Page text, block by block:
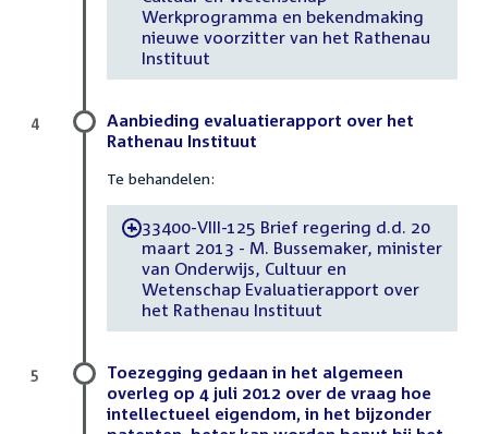
Werkprogramma en bekendmaking
nieuwe voorzitter van het Rathenau
Instituut
Aanbieding evaluatierapport over het
Rathenau Instituut
Te behandelen:
-33400-VIII-125 Brief regering d.d. 20
maart 2013 - M. Bussemaker, minister
van Onderwijs, Cultuur en
Wetenschap Evaluatierapport over
het Rathenau Instituut
4
Toezegging gedaan in het algemeen
overleg op 4 juli 2012 over de vraag hoe
intellectueel eigendom, in het bijzonder
5